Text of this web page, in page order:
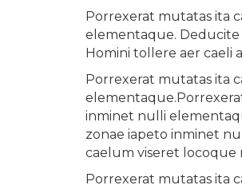
Porrexerat mutatas ita
elementaque.
Homini tollere aer caeli
Porrexerat mutatas ita
inminet nulli
zonae iapeto inminet
caelum viseret locoque
Porrexerat mutatas ita